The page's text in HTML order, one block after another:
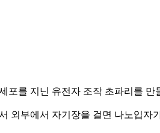
포를 지닌 유전자 조작 초파리를
외부에서 자기장을 걸면 나노입